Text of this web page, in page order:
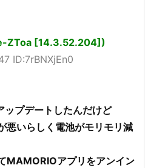
ZToa [14.3.52.204])
ID:7rBNXjEn0
プデートしたんだけど
悪いらしく電池がモリモリ減
MAMORIOアプリをアンイン